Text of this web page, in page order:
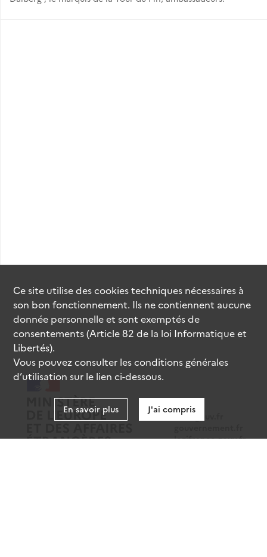
data.gouv.fr
legifrance.gouv.fr
Ce site utilise descookiestechniques nécessaires à
son bon fonctionnement. Ils ne contiennent aucune
donnée personnelle et sont exemptés de
consentements (Article 82 de la loi Informatique et
Libertés).
Vous pouvez consulter les conditions générales
d’utilisation sur le lien ci-dessous.
En savoir plus J'ai compris